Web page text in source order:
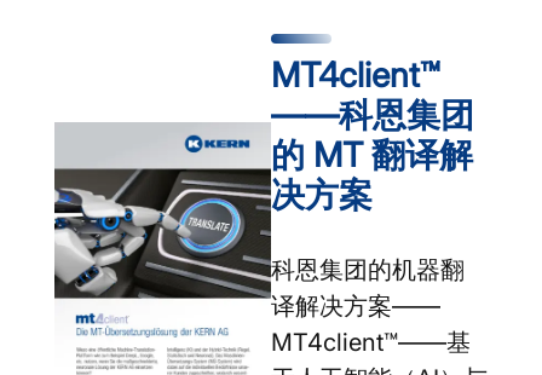
MT4client™
——科恩集团
的 MT 翻译解
决方案
科恩集团的机器翻
译解决方案——
MT4client™——基